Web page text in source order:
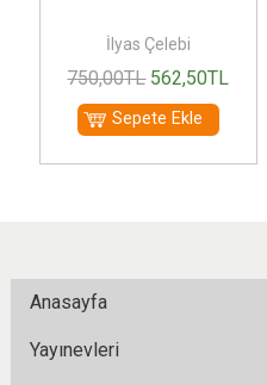
İlyas Çelebi
750,00TL 562,50TL
Sepete Ekle
Anasayfa
Yayınevleri